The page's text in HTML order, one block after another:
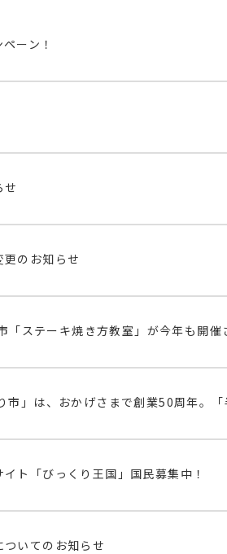
ーン！
せ
のお知らせ
「ステーキ焼き方教室」が今年も開催
市」は、おかげさまで創業50周年。
ト「びっくり王国」国民募集中！
いてのお知らせ